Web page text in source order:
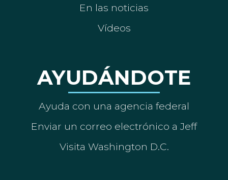
En las noticias
Vídeos
AYUDÁNDOTE
Ayuda con una agencia federal
Enviar un correo electrónico a Jeff
Visita Washington D.C.